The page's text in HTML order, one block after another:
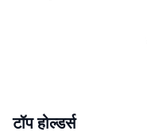
टॉप होल्डर्स